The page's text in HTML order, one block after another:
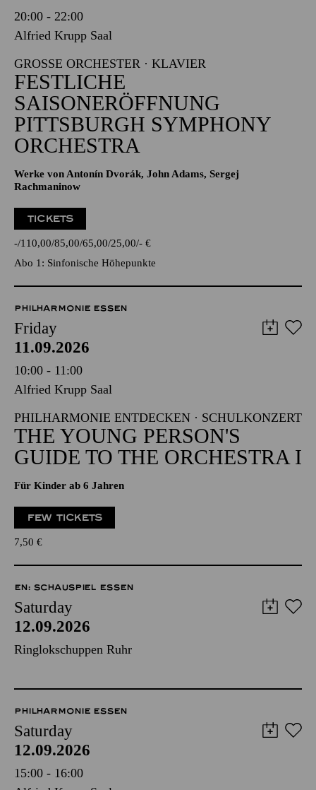
20:00 - 22:00
Alfried Krupp Saal
GROSSE ORCHESTER · KLAVIER
FESTLICHE
SAISONERÖFFNUNG
PITTSBURGH SYMPHONY
ORCHESTRA
Werke von Antonín Dvorák, John Adams, Sergej
Rachmaninow
TICKETS
- 110,00 85,00 65,00 25,00 - €
Abo 1: Sinfonische Höhepunkte
PHILHARMONIE ESSEN
Friday
11.09.2026
10:00 - 11:00
Alfried Krupp Saal
PHILHARMONIE ENTDECKEN · SCHULKONZERT
THE YOUNG PERSON'S
GUIDE TO THE ORCHESTRA I
Für Kinder ab 6 Jahren
FEW TICKETS
7,50 €
EN: SCHAUSPIEL ESSEN
Saturday
12.09.2026
Ringlokschuppen Ruhr
PHILHARMONIE ESSEN
Saturday
12.09.2026
15:00 - 16:00